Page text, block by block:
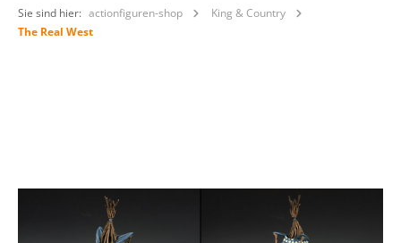
Sie sind hier: actionfiguren-shop
King & Country
The Real West